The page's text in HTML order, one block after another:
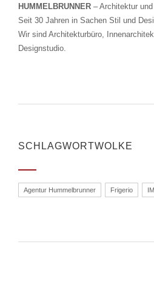
HUMMELBRUNNER – Architektur
Seit 30 Jahren in Sachen Stil und
Wir sind Architekturbüro,
Designstudio.
SCHLAGWORTWOLKE
Agentur Hummelbrunner Frigerio